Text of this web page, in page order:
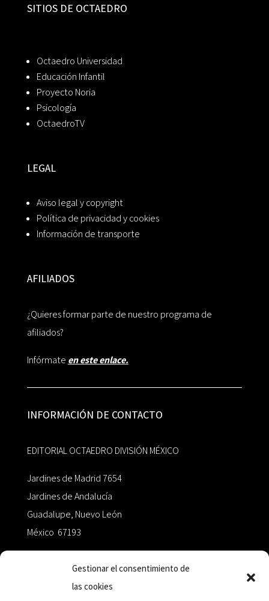
Gestionar el consentimiento de
las cookies
SITIOS DE OCTAEDRO
Octaedro Universidad
Educación Infantil
Proyecto Noria
Psicología
OctaedroTV
LEGAL
Aviso legal y copyright
Política de privacidad y cookies
Información de transporte
AFILIADOS
¿Quieres formar parte de nuestro programa de
afiliados?
Infórmate en este enlace.
INFORMACIÓN DE CONTACTO
EDITORIAL OCTAEDRO DIVISIÓN MÉXICO
Jardines de Madrid 7654
Jardines de Andalucía
Guadalupe, Nuevo León
México 67193
+52 811.499.5638